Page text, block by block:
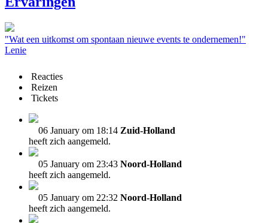
"Wat een uitkomst om spontaan nieuwe events te ondernemen!"
Lenie
Reacties
Reizen
Tickets
06 January om 18:14 Zuid-Holland
heeft zich aangemeld.
05 January om 23:43 Noord-Holland
heeft zich aangemeld.
05 January om 22:32 Noord-Holland
heeft zich aangemeld.